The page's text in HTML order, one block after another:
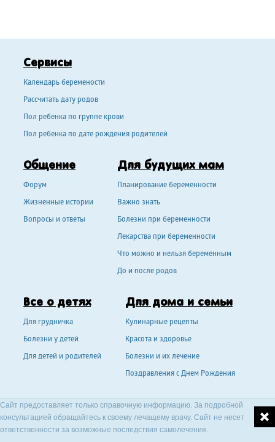
Сервисы
Календарь беремености
Рассчитать дату родов
Пол ребенка по группе крови
Пол ребенка по дате рождения родителей
Общение
Форум
Жизненные истории
Вопросы и ответы
Для будущих мам
Планирование беременности
Важно знать
Болезни при беременности
Лекарства при беременности
Что можно и нельзя беременным
До и после родов
Все о детях
Для грудничка
Болезни у детей
Для детей и родителей
Для дома и семьи
Кулинарные рецепты
Красота и здоровье
Болезни и их лечение
Поздравления с Днем Рождения
Сайт предоставляет только справочную информацию. За подробной
консультацией обращайтесь к своему лечащему врачу. Сайт не несет
ответственности за возможные последствия самолечения.